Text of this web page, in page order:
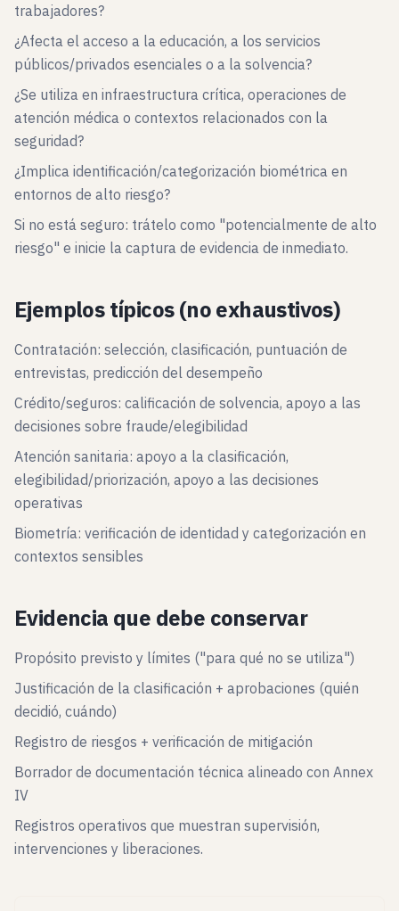
trabajadores?
¿Afecta el acceso a la educación, a los servicios
públicos/privados esenciales o a la solvencia?
¿Se utiliza en infraestructura crítica, operaciones de
atención médica o contextos relacionados con la
seguridad?
¿Implica identificación/categorización biométrica en
entornos de alto riesgo?
Si no está seguro: trátelo como "potencialmente de alto
riesgo" e inicie la captura de evidencia de inmediato.
Ejemplos típicos (no exhaustivos)
Contratación: selección, clasificación, puntuación de
entrevistas, predicción del desempeño
Crédito/seguros: calificación de solvencia, apoyo a las
decisiones sobre fraude/elegibilidad
Atención sanitaria: apoyo a la clasificación,
elegibilidad/priorización, apoyo a las decisiones
operativas
Biometría: verificación de identidad y categorización en
contextos sensibles
Evidencia que debe conservar
Propósito previsto y límites ("para qué no se utiliza")
Justificación de la clasificación + aprobaciones (quién
decidió, cuándo)
Registro de riesgos + verificación de mitigación
Borrador de documentación técnica alineado con Annex
IV
Registros operativos que muestran supervisión,
intervenciones y liberaciones.